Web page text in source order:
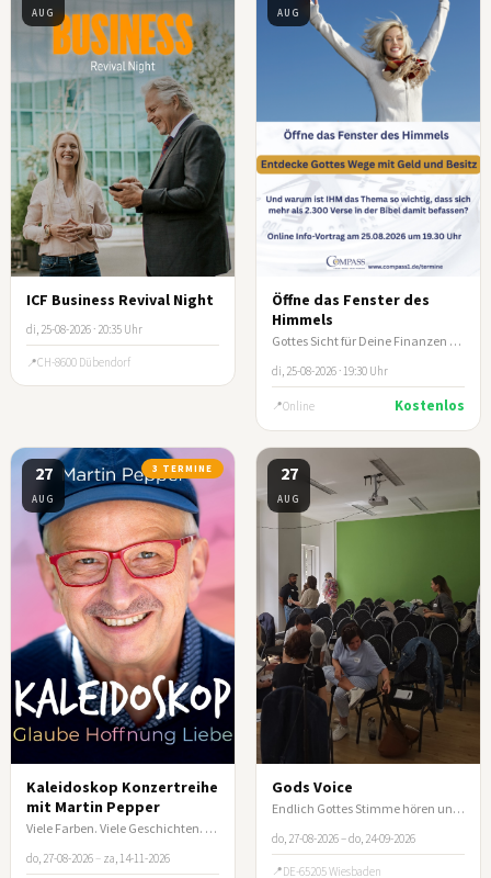
AUG
ICF Business Revival Night
di, 25-08-2026 · 20:35 Uhr
CH-8600 Dübendorf
AUG
Öffne das Fenster des
Himmels
Gottes Sicht für Deine Finanzen - Online-Infoabend COMPASS e.V.
di, 25-08-2026 · 19:30 Uhr
Online Kostenlos
27
AUG
3 TERMINE
Kaleidoskop Konzertreihe
mit Martin Pepper
Viele Farben. Viele Geschichten. Ein Abend, der berührt.
do, 27-08-2026 – za, 14-11-2026
27
AUG
Gods Voice
Endlich Gottes Stimme hören und nicht mehr spekulieren
do, 27-08-2026 – do, 24-09-2026
DE-65205 Wiesbaden